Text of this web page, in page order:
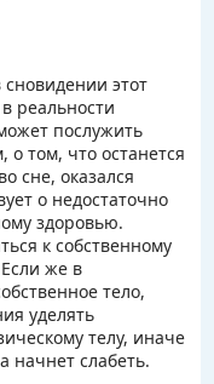
сновидении этот
реальности
послужить
том, что останется
сне, оказался
о недостаточно
здоровью.
к собственному
же в
тело,
уделять
телу, иначе
начнет слабеть.